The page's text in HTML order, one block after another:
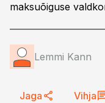
maksuõiguse
Lemmi Kann
Jaga Vihja